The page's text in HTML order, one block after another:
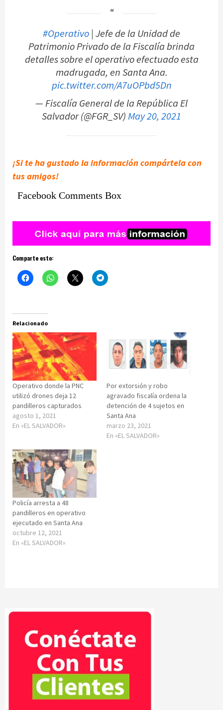
#Operativo | Jefe de la Unidad de
Patrimonio Privado de la Fiscalía brinda
detalles sobre el operativo efectuado esta
madrugada, en Santa Ana.
pic.twitter.com/A7uOPbd5Dn
— Fiscalía General de la República El
Salvador (@FGR_SV)May 20, 2021
¡Si te ha gustado la información compártela con
tus amigos!
Facebook Comments Box
Comparte esto:
Relacionado
Operativo donde la PNC
utilizó drones deja 12
pandilleros capturados
agosto 1, 2021
En «EL SALVADOR»
Por extorsión y robo
agravado fiscalía ordena la
detención de 4 sujetos en
Santa Ana
marzo 23, 2021
En «EL SALVADOR»
Policía arresta a 48
pandilleros en operativo
ejecutado en Santa Ana
octubre 12, 2021
En «EL SALVADOR»